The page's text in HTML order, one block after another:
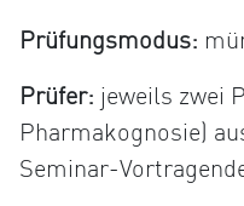
Prüfungsmodus:
Prüfer: jeweils zwei
Pharmakognosie)
Seminar-